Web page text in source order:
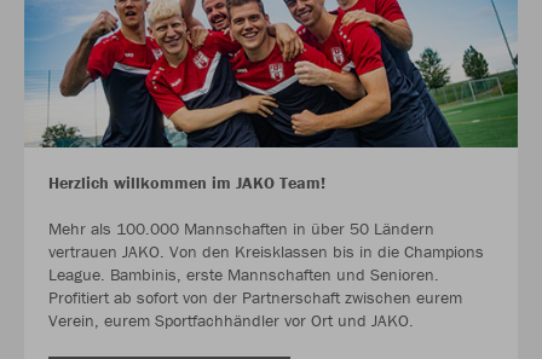
Herzlich willkommen im JAKO Team!
Mehr als 100.000 Mannschaften in über 50 Ländern
vertrauen JAKO. Von den Kreisklassen bis in die Champions
League. Bambinis, erste Mannschaften und Senioren.
Profitiert ab sofort von der Partnerschaft zwischen eurem
Verein, eurem Sportfachhändler vor Ort und JAKO.